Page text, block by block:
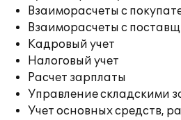
Взаиморасчеты с
Взаиморасчеты с
Кадровый учет
Налоговый учет
Расчет зарплаты
Управление складскими
Учет основных средств,